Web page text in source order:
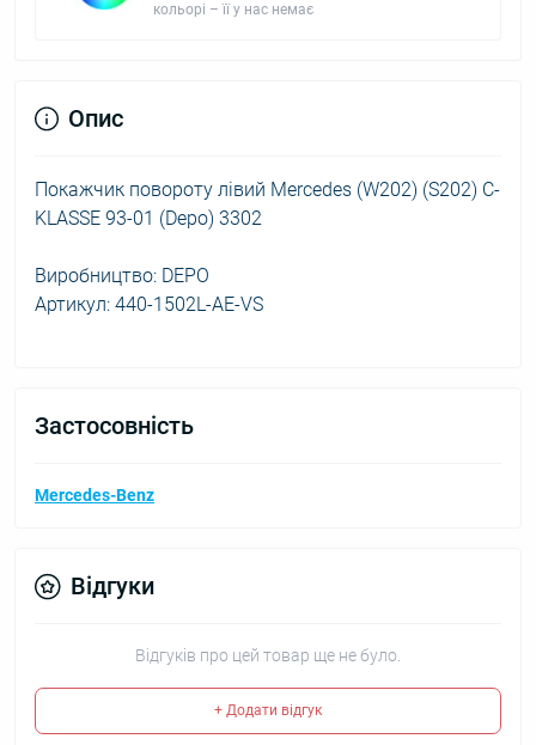
кольорі – її у нас немає
Опис
Покажчик повороту лівий Mercedes (W202) (S202) C-
KLASSE 93-01 (Depo) 3302
Виробництво: DEPO
Артикул: 440-1502L-AE-VS
Застосовність
Mercedes-Benz
Відгуки
Відгуків про цей товар ще не було.
+ Додати відгук